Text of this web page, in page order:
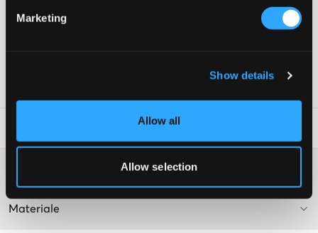
Marketing
Show details
Allow all
Allow selection
Kængurulomme
Materiale